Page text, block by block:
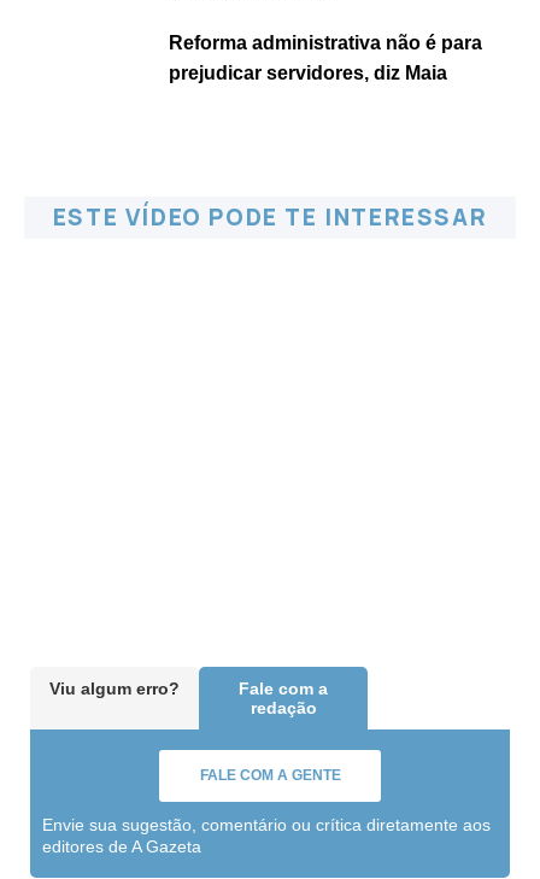
Reforma administrativa não é para
prejudicar servidores, diz Maia
ESTE VÍDEO PODE TE INTERESSAR
Viu algum erro?
Fale com a
redação
FALE COM A GENTE
Envie sua sugestão, comentário ou crítica diretamente aos
editores de A Gazeta